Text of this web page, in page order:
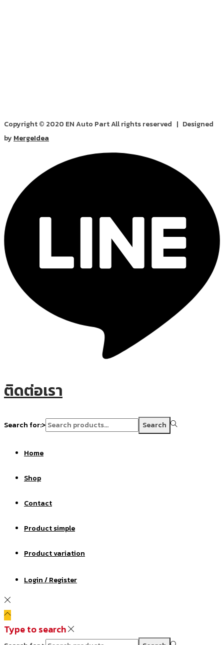
Copyright © 2020 EN Auto Part All rights reserved | Designed
by MergeIdea
ติดต่อเรา
Search for:> Search
Home
Shop
Contact
Product simple
Product variation
Login / Register
Type to search